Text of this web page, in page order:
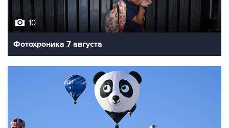
10
Фотохроника 7 августа